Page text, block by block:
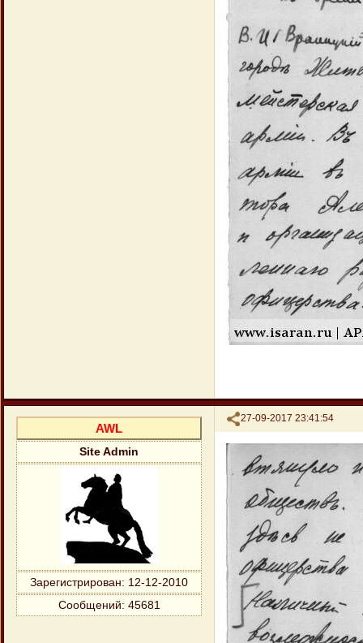
Поделиться
27-09-2017 23:41:54
AWL
Site Admin
Зарегистрирован: 12-12-2010
Сообщений: 45681